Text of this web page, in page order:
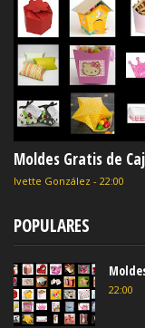
Moldes Gratis de
Ivette González - 22:00
POPULARES
22:00